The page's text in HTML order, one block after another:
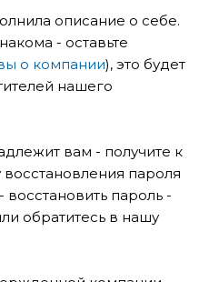
описание о себе.
- оставьте
о компании), это будет
нашего
вам - получите к
пароля
пароль -
обратитесь в нашу